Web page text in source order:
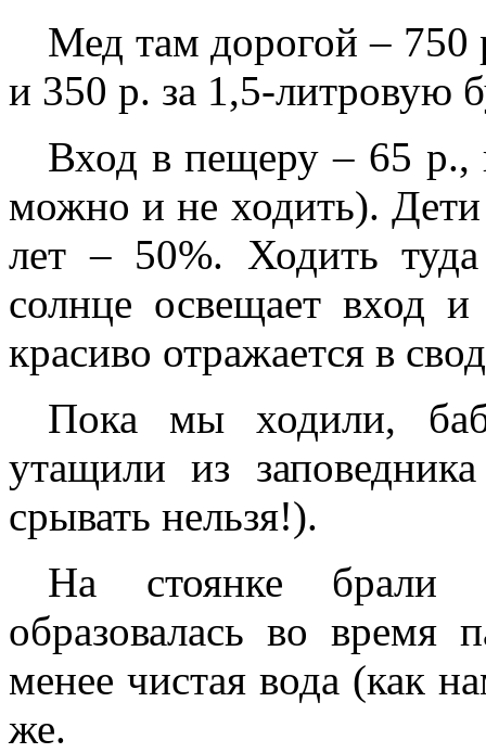
Мед там дорогой – 750
и 350 р. за 1,5-литровую
Вход в пещеру – 65 р.,
можно и не ходить).
лет – 50%. Ходить
солнце освещает вход и
красиво отражается в
Пока мы ходили,
утащили из
срывать нельзя!).
На стоянке брали
образовалась во время
менее чистая вода (как
же.